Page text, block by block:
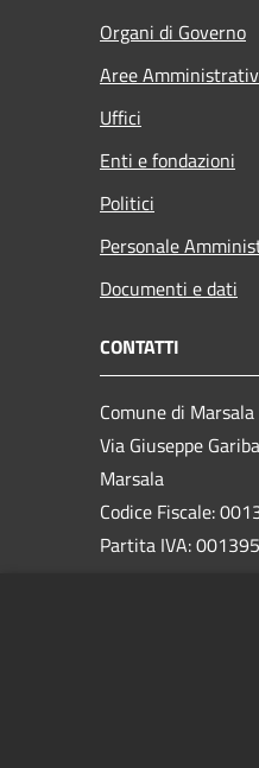
Organi di Governo
Aree
Uffici
Enti e fondazioni
Politici
Personale
Documenti e dati
CONTATTI
Comune di Marsala
Via Giuseppe
Marsala
Codice Fiscale:
Partita IVA: